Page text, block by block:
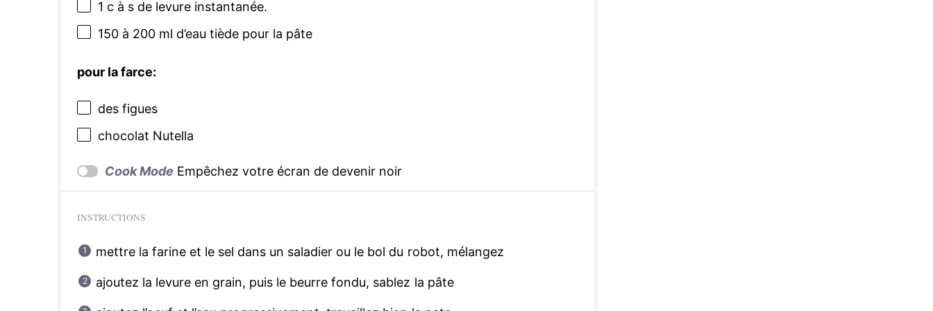
1 c à s de levure instantanée.
150à 200 ml d’eau tiède pour la pâte
pour la farce:
des figues
chocolat Nutella
Cook Mode Empêchez votre écran de devenir noir
INSTRUCTIONS
mettre la farine et le sel dans un saladier ou le bol du robot, mélangez
ajoutez la levure en grain, puis le beurre fondu, sablez la pâte